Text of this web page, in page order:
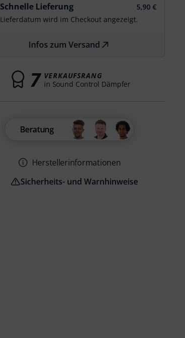
Schnelle Lieferung
5,90 €
Lieferdatum wird im Checkout angezeigt.
Infos zum Versand
7 VERKAUFSRANG
in Sound Control Dämpfer
Beratung
Herstellerinformationen
Sicherheits- und Warnhinweise